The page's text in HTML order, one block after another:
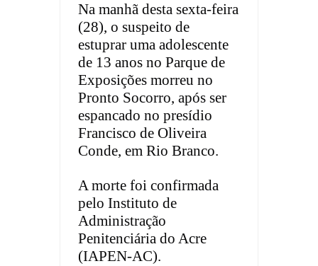
Na manhã desta sexta-feira
(28), o suspeito de
estuprar uma adolescente
de 13 anos no Parque de
Exposições morreu no
Pronto Socorro, após ser
espancado no presídio
Francisco de Oliveira
Conde, em Rio Branco.
A morte foi confirmada
pelo Instituto de
Administração
Penitenciária do Acre
(IAPEN-AC).